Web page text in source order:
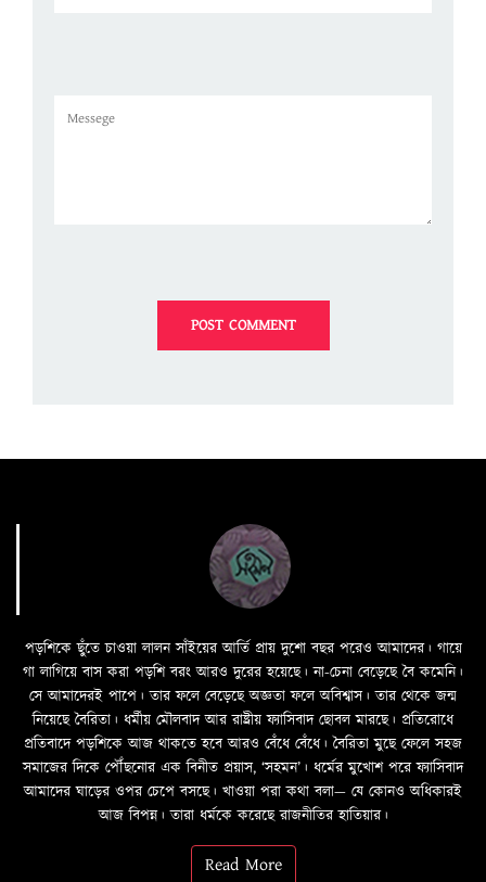
পড়শিকে ছুঁতে চাওয়া লালন সাঁইয়ের আর্তি প্রায় দুশো বছর পরেও আমাদের। গায়ে
গা লাগিয়ে বাস করা পড়শি বরং আরও দুরের হয়েছে। না-চেনা বেড়েছে বৈ কমেনি।
সে আমাদেরই পাপে। তার ফলে বেড়েছে অজ্ঞতা ফলে অবিশ্বাস। তার থেকে জন্ম
নিয়েছে বৈরিতা। ধর্মীয় মৌলবাদ আর রাষ্ট্রীয় ফ্যাসিবাদ ছোবল মারছে। প্রতিরোধে
প্রতিবাদে পড়শিকে আজ থাকতে হবে আরও বেঁধে বেঁধে। বৈরিতা মুছে ফেলে সহজ
সমাজের দিকে পৌঁছনোর এক বিনীত প্রয়াস, ‘সহমন’। ধর্মের মুখোশ পরে ফ্যাসিবাদ
আমাদের ঘাড়ের ওপর চেপে বসছে। খাওয়া পরা কথা বলা—­­ যে কোনও অধিকারই
আজ বিপন্ন। তারা ধর্মকে করেছে রাজনীতির হাতিয়ার।
Read More